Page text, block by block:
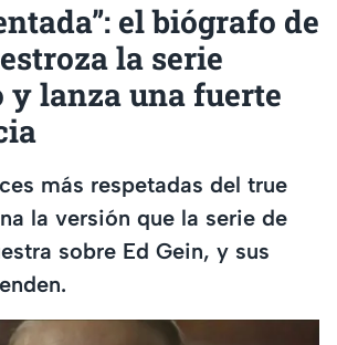
el biógrafo de
la serie
lanza una fuerte
más respetadas del true
la versión que la serie de
sobre Ed Gein, y sus